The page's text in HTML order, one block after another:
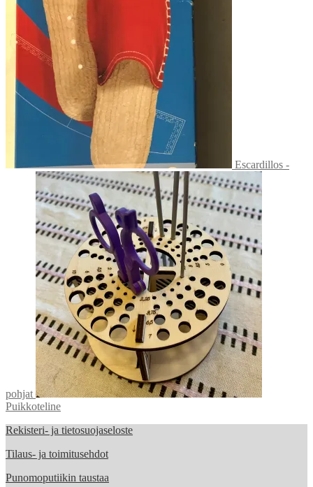
Escardillos -
pohjat
Puikkoteline
Rekisteri- ja tietosuojaseloste
Tilaus- ja toimitusehdot
Punomoputiikin taustaa